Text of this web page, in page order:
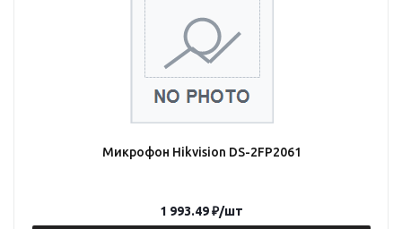
Микрофон Hikvision DS-2FP2061
1 993.49₽/шт